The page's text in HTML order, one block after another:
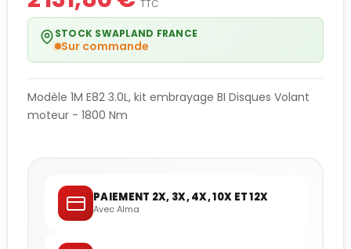
TTC
STOCK SWAPLAND FRANCE
Sur commande
Modèle 1M E82 3.0L, kit embrayage BI Disques Volant
moteur - 1800 Nm
PAIEMENT 2X, 3X, 4X, 10X ET 12X
Avec Alma